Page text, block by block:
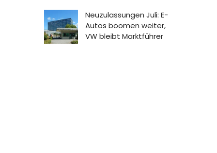
Neuzulassungen Juli: E-
Autos boomen weiter,
VW bleibt Marktführer